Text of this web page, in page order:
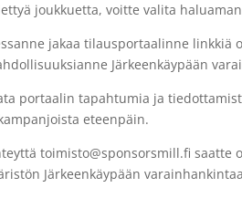
joukkuetta, voitte valita
jakaa tilausportaalinne linkkiä
Järkeenkäypään
portaalin tapahtumia ja
eteenpäin.
toimisto@sponsorsmill.fi saatte
Järkeenkäypään